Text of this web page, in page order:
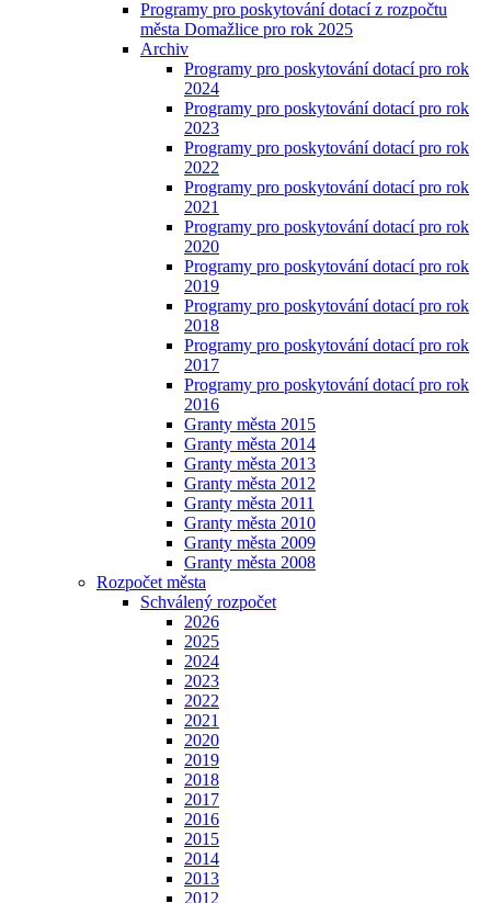
Programy pro poskytování dotací z rozpočtu
města Domažlice pro rok 2025
Archiv
Programy pro poskytování dotací pro rok
2024
Programy pro poskytování dotací pro rok
2023
Programy pro poskytování dotací pro rok
2022
Programy pro poskytování dotací pro rok
2021
Programy pro poskytování dotací pro rok
2020
Programy pro poskytování dotací pro rok
2019
Programy pro poskytování dotací pro rok
2018
Programy pro poskytování dotací pro rok
2017
Programy pro poskytování dotací pro rok
2016
Granty města 2015
Granty města 2014
Granty města 2013
Granty města 2012
Granty města 2011
Granty města 2010
Granty města 2009
Granty města 2008
Rozpočet města
Schválený rozpočet
2026
2025
2024
2023
2022
2021
2020
2019
2018
2017
2016
2015
2014
2013
2012